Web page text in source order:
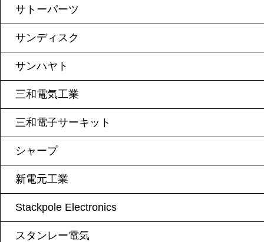
サトーパーツ
サンディスク
サンハヤト
三和電気工業
三和電子サーキット
シャープ
新電元工業
Stackpole Electronics
スタンレー電気